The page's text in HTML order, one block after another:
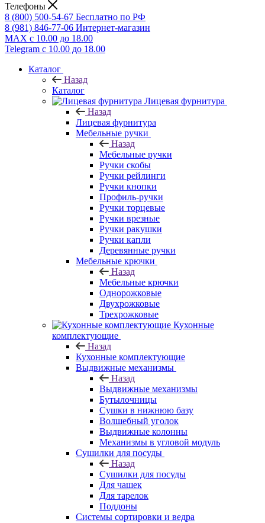
Телефоны
8 (800) 500-54-67 Бесплатно по РФ
8 (981) 846-77-06 Интернет-магазин
MAX с 10.00 до 18.00
Telegram с 10.00 до 18.00
Каталог
Назад
Каталог
Лицевая фурнитура
Назад
Лицевая фурнитура
Мебельные ручки
Назад
Мебельные ручки
Ручки скобы
Ручки рейлинги
Ручки кнопки
Профиль-ручки
Ручки торцевые
Ручки врезные
Ручки ракушки
Ручки капли
Деревянные ручки
Мебельные крючки
Назад
Мебельные крючки
Однорожковые
Двухрожковые
Трехрожковые
Кухонные
комплектующие
Назад
Кухонные комплектующие
Выдвижные механизмы
Назад
Выдвижные механизмы
Бутылочницы
Сушки в нижнюю базу
Волшебный уголок
Выдвижные колонны
Механизмы в угловой модуль
Сушилки для посуды
Назад
Сушилки для посуды
Для чашек
Для тарелок
Поддоны
Системы сортировки и ведра